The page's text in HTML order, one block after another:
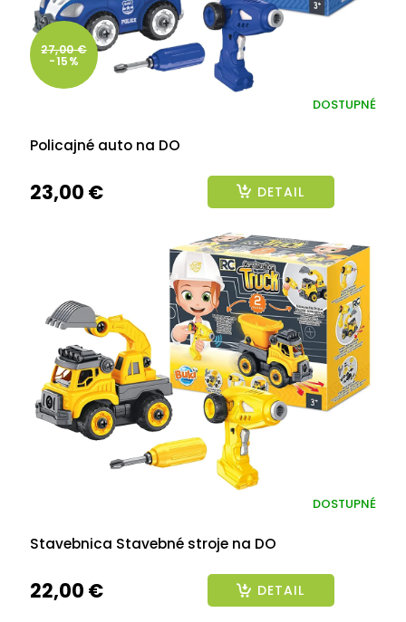
27,00 €
-15%
Policajné auto na DO
DOSTUPNÉ
23,00 € DETAIL
Stavebnica Stavebné stroje na DO
DOSTUPNÉ
22,00 € DETAIL